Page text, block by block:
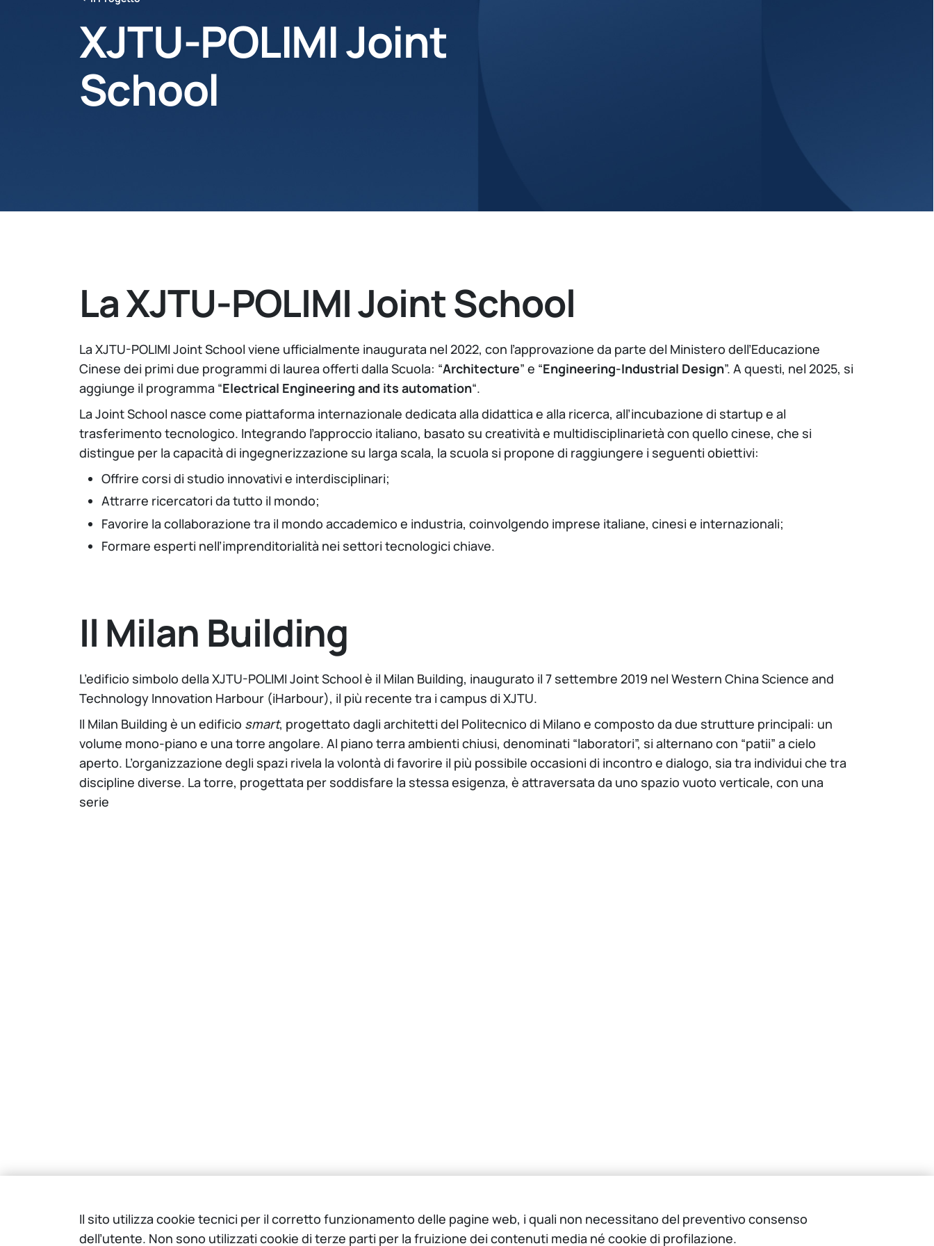
XJTU-POLIMI Joint
School
La XJTU-POLIMI Joint School
La XJTU-POLIMI Joint School viene ufficialmente inaugurata nel 2022, con l’approvazione da parte del Ministero dell’Educazione
Cinese dei primi due programmi di laurea offerti dalla Scuola: “Architecture” e “Engineering-Industrial Design”. A questi, nel 2025, si
aggiunge il programma “Electrical Engineering and its automation“.
La Joint School nasce come piattaforma internazionale dedicata alla didattica e alla ricerca, all’incubazione di startup e al
trasferimento tecnologico. Integrando l’approccio italiano, basato su creatività e multidisciplinarietà con quello cinese, che si
distingue per la capacità di ingegnerizzazione su larga scala, la scuola si propone di raggiungere i seguenti obiettivi:
Offrire corsi di studio innovativi e interdisciplinari;
Attrarre ricercatori da tutto il mondo;
Favorire la collaborazione tra il mondo accademico e industria, coinvolgendo imprese italiane, cinesi e internazionali;
Formare esperti nell’imprenditorialità nei settori tecnologici chiave.
Il Milan Building
L’edificio simbolo della XJTU-POLIMI Joint School è il Milan Building, inaugurato il 7 settembre 2019 nel Western China Science and
Technology Innovation Harbour (iHarbour), il più recente tra i campus di XJTU.
Il Milan Building è un edificio smart, progettato dagli architetti del Politecnico di Milano e composto da due strutture principali: un
volume mono-piano e una torre angolare. Al piano terra ambienti chiusi, denominati “laboratori”, si alternano con “patii” a cielo
aperto. L’organizzazione degli spazi rivela la volontà di favorire il più possibile occasioni di incontro e dialogo, sia tra individui che tra
discipline diverse. La torre, progettata per soddisfare la stessa esigenza, è attraversata da uno spazio vuoto verticale, con una
serie
Il sito utilizza cookie tecnici per il corretto funzionamento delle pagine web, i quali non necessitano del preventivo consenso
dell’utente. Non sono utilizzati cookie di terze parti per la fruizione dei contenuti media né cookie di profilazione.